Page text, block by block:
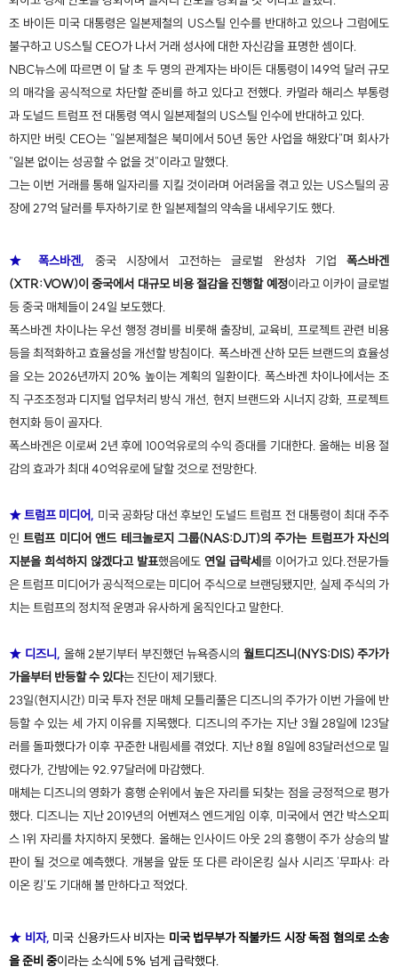
조 바이든 미국 대통령은 일본제철의 US스틸 인수를 반대하고 있으나 그럼에도
불구하고 US스틸 CEO가 나서 거래 성사에 대한 자신감을 표명한 셈이다.
NBC뉴스에 따르면 이 달 초 두 명의 관계자는 바이든 대통령이 149억 달러 규모
의 매각을 공식적으로 차단할 준비를 하고 있다고 전했다. 카멀라 해리스 부통령
과 도널드 트럼프 전 대통령 역시 일본제철의 US스틸 인수에 반대하고 있다.
하지만 버릿 CEO는 "일본제철은 북미에서 50년 동안 사업을 해왔다"며 회사가
"일본 없이는 성공할 수 없을 것"이라고 말했다.
그는 이번 거래를 통해 일자리를 지킬 것이라며 어려움을 겪고 있는 US스틸의 공
장에 27억 달러를 투자하기로 한 일본제철의 약속을 내세우기도 했다.
★ 폭스바겐, 중국 시장에서 고전하는 글로벌 완성차 기업폭스바겐
(XTR:VOW)이 중국에서 대규모 비용 절감을 진행할 예정이라고 이카이 글로벌
등 중국 매체들이 24일 보도했다.
폭스바겐 차이나는 우선 행정 경비를 비롯해 출장비, 교육비, 프로젝트 관련 비용
등을 최적화하고 효율성을 개선할 방침이다. 폭스바겐 산하 모든 브랜드의 효율성
을 오는 2026년까지 20% 높이는 계획의 일환이다. 폭스바겐 차이나에서는 조
직 구조조정과 디지털 업무처리 방식 개선, 현지 브랜드와 시너지 강화, 프로젝트
현지화 등이 골자다.
폭스바겐은 이로써 2년 후에 100억유로의 수익 증대를 기대한다. 올해는 비용 절
감의 효과가 최대 40억유로에 달할 것으로 전망한다.
★ 트럼프 미디어, 미국 공화당 대선 후보인 도널드 트럼프 전 대통령이 최대 주주
인트럼프 미디어 앤드 테크놀로지 그룹(NAS:DJT)의 주가는 트럼프가 자신의
지분을 희석하지 않겠다고 발표했음에도 연일 급락세 를 이어가고 있다.전문가들
은 트럼프 미디어가 공식적으로는 미디어 주식으로 브랜딩됐지만, 실제 주식의 가
치는 트럼프의 정치적 운명과 유사하게 움직인다고 말한다.
★ 디즈니, 올해 2분기부터 부진했던 뉴욕증시의 월트디즈니(NYS:DIS) 주가가
가을부터 반등할 수 있다는 진단이 제기됐다.
23일(현지시간) 미국 투자 전문 매체 모틀리풀은 디즈니의 주가가 이번 가을에 반
등할 수 있는 세 가지 이유를 지목했다. 디즈니의 주가는 지난 3월 28일에 123달
러를 돌파했다가 이후 꾸준한 내림세를 겪었다. 지난 8월 8일에 83달러선으로 밀
렸다가, 간밤에는 92.97달러에 마감했다.
매체는 디즈니의 영화가 흥행 순위에서 높은 자리를 되찾는 점을 긍정적으로 평가
했다. 디즈니는 지난 2019년의 어벤져스 엔드게임 이후, 미국에서 연간 박스오피
스 1위 자리를 차지하지 못했다. 올해는 인사이드 아웃 2의 흥행이 주가 상승의 발
판이 될 것으로 예측했다. 개봉을 앞둔 또 다른 라이온킹 실사 시리즈 '무파사: 라
이온 킹'도 기대해 볼 만하다고 적었다.
★ 비자, 미국 신용카드사 비자는 미국 법무부가 직불카드 시장 독점 혐의로 소송
을 준비 중이라는 소식에 5% 넘게 급락했다.